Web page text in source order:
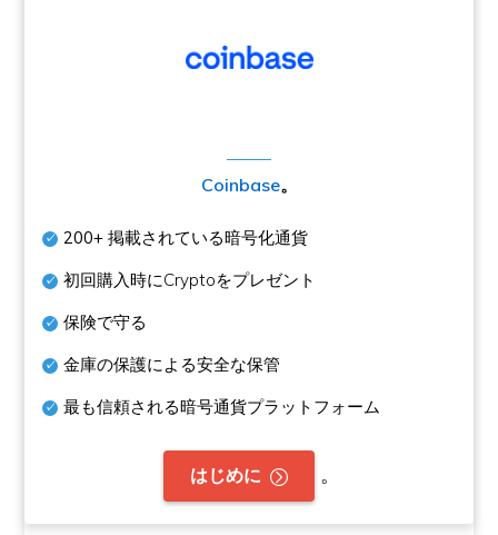
Coinbase。
200+ 掲載されている暗号化通貨
初回購入時にCryptoをプレゼント
保険で守る
金庫の保護による安全な保管
最も信頼される暗号通貨プラットフォーム
はじめに 。